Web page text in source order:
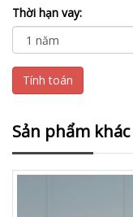
Thời hạn vay:
Tính toán
Sản phẩm khác